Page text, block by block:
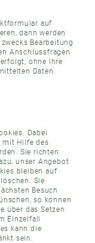
auf
dann werden
Bearbeitung
Anschlussfragen
ohne Ihre
Daten.
Dabei
mit Hilfe des
Sie richten
unser Angebot
bleiben auf
Sie
Besuch
so können
über das Setzen
Einzelfall
kann die
sein.